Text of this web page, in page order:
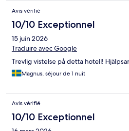
Avis vérifié
10/10 Exceptionnel
15 juin 2026
Traduire avec Google
Trevlig vistelse på detta hotell!
Magnus, séjour de 1 nuit
Avis vérifié
10/10 Exceptionnel